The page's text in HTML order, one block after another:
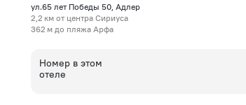
ул.65 лет Победы 50, Адлер
2,2 км от центра Сириуса
362 м до пляжа Арфа
Номер в этом
отеле